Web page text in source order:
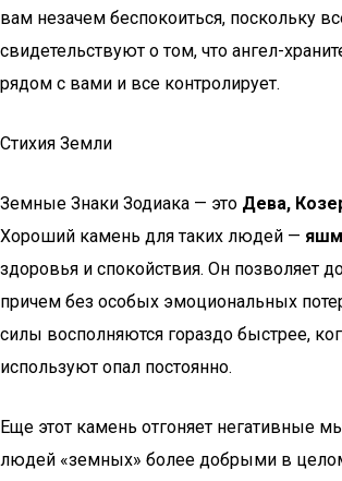
вам незачем беспокоиться, поскольку
свидетельствуют о том, что ангел-
рядом с вами и все контролирует.
Стихия Земли
Земные Знаки Зодиака — это Дева,
Хороший камень для таких людей —
здоровья и спокойствия. Он позволяет
причем без особых эмоциональных
силы восполняются гораздо быстрее,
используют опал постоянно.
Еще этот камень отгоняет негативные
людей «земных» более добрыми в